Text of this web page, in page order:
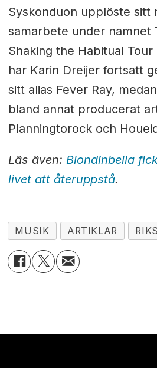
Syskonduon upplöste sitt
samarbete under namnet
Shaking the Habitual Tour
har Karin Dreijer fortsatt
sitt alias Fever Ray,
bland annatproducerat
Planningtorock och
Läs även: Blondinbella
livet att återuppstå.
MUSIK ARTIKLAR RIKS